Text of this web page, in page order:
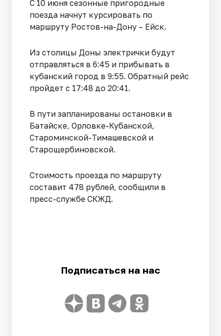
С 10 июня сезонные пригородные
поезда начнут курсировать по
маршруту Ростов-на-Дону – Ейск.
Из столицы Доны электрички будут
отправляться в 6:45 и прибывать в
кубанский город в 9:55. Обратный рейс
пройдет с 17:48 до 20:41.
В пути запланированы остановки в
Батайске, Орловке-Кубанской,
Староминской-Тимашевской и
Старощербиновской.
Стоимость проезда по маршруту
составит 478 рублей, сообщили в
пресс-службе СКЖД.
Подписаться на нас